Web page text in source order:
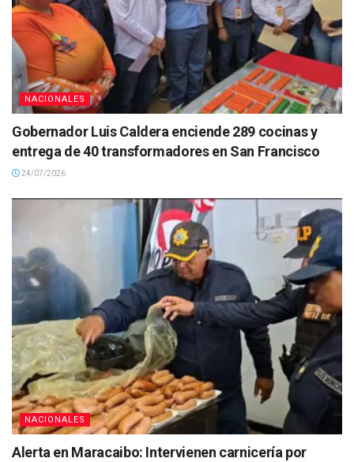
NACIONALES
Gobernador Luis Caldera enciende 289 cocinas y
entrega de 40 transformadores en San Francisco
24/07/2026
NACIONALES
Alerta en Maracaibo: Intervienen carnicería por